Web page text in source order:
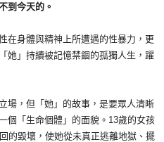
今天的。
身體與精神上所遭遇的性暴力，更
她」持續被記憶禁錮的孤獨人生，躍
，但「她」的故事，是要眾人清晰
個「生命個體」的面貌。13歲的女孩
的毀壞，使她從未真正逃離地獄、擺